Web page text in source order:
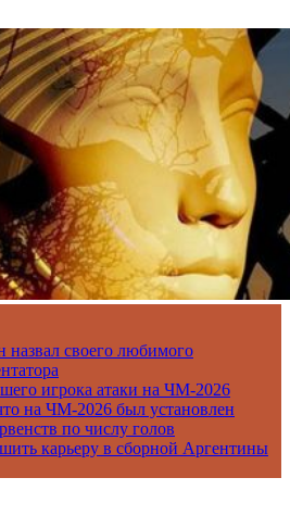
назвал своего любимого
игрока атаки на ЧМ-2026
на ЧМ-2026 был установлен
по числу голов
карьеру в сборной Аргентины